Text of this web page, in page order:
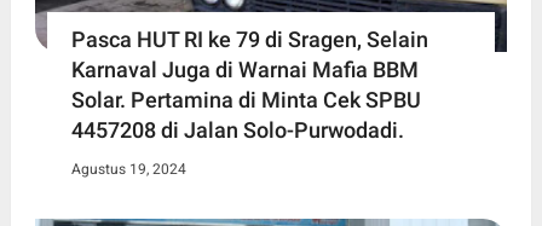
Pasca HUT RI ke 79 di Sragen, Selain
Karnaval Juga di Warnai Mafia BBM
Solar. Pertamina di Minta Cek SPBU
4457208 di Jalan Solo-Purwodadi.
Agustus 19, 2024